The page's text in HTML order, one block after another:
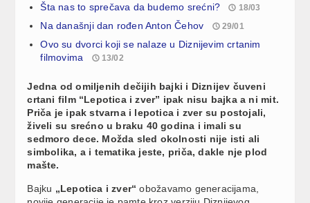
Šta nas to sprečava da budemo srećni? 18/03
Na današnji dan rođen Anton Čehov 29/01
Ovo su dvorci koji se nalaze u Diznijevim crtanim
filmovima
13/02
Jedna od omiljenih dečijih bajki i Diznijev čuveni
crtani film “Lepotica i zver” ipak nisu bajka a ni mit.
Priča je ipak stvarna i lepotica i zver su postojali,
živeli su srećno u braku 40 godina i imali su
sedmoro dece. Možda sled okolnosti nije isti ali
simbolika, a i tematika jeste, priča, dakle nje plod
mašte.
Bajku „Lepotica i zver“ obožavamo generacijama,